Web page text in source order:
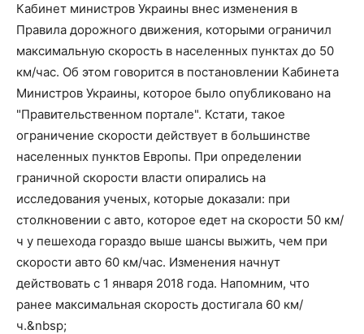
Кабинет министров Украины внес изменения в
Правила дорожного движения, которыми ограничил
максимальную скорость в населенных пунктах до 50
км/час. Об этом говорится в постановлении Кабинета
Министров Украины, которое было опубликовано на
"Правительственном портале". Кстати, такое
ограничение скорости действует в большинстве
населенных пунктов Европы. При определении
граничной скорости власти опирались на
исследования ученых, которые доказали: при
столкновении с авто, которое едет на скорости 50 км/
ч у пешехода гораздо выше шансы выжить, чем при
скорости авто 60 км/час. Изменения начнут
действовать с 1 января 2018 года. Напомним, что
ранее максимальная скорость достигала 60 км/
ч.&nbsp;